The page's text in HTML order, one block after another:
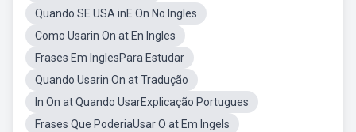
Quando SE USA inE On No Ingles
Como Usarin On at En Ingles
Frases Em InglesPara Estudar
Quando Usarin On at Tradução
In On at Quando UsarExplicação Portugues
Frases Que PoderiaUsar O at Em Ingels